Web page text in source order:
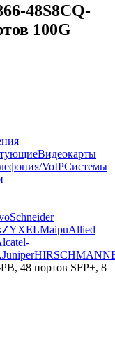
48S8CQ-
100G
Видеокарты
VoIPСистемы
Schneider
ZYXELMaipuAllied
JuniperHIRSCHMANN
48 портов SFP+, 8